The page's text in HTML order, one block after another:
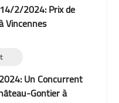
2/2024: Prix de
Vincennes
Un Concurrent
Gontier à